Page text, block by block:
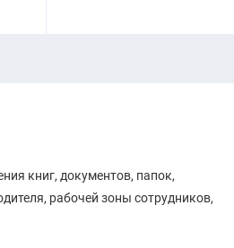
книг, документов, папок,
рабочей зоны сотрудников,